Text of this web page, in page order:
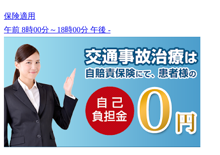
保険適用
午前 8時00分～18時00分 午後 -